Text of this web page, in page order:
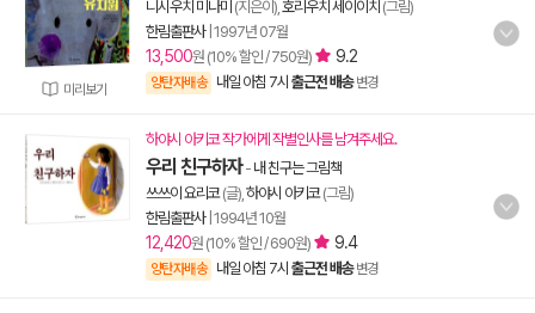
미리보기
니시우치 미나미 (지은이), 호리우치 세이이치 (그림)
한림출판사| 1997년 07월
13,500원 (10% 할인 / 750원) 9.2
양탄자배송 내일 아침 7시 출근전 배송 변경
하야시 아키코 작가에게 작별인사를 남겨주세요.
우리 친구하자- 내 친구는 그림책
쓰쓰이 요리코(글), 하야시 아키코(그림)
한림출판사| 1994년 10월
12,420원 (10% 할인 / 690원) 9.4
양탄자배송 내일 아침 7시 출근전 배송 변경